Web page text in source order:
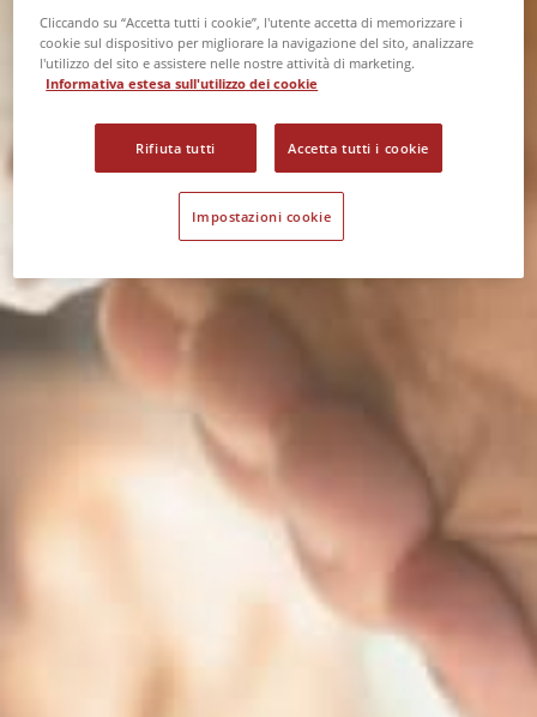
TRASPARENZA
Le guide della Banca
d'Italia
HOME >NORMATIVA>TRASPARENZA>
GUIDE DELLA BANCA D'ITALIA
Cliccando su “Accetta tutti i cookie”, l'utente accetta di memorizzare i
cookie sul dispositivo per migliorare la navigazione del sito, analizzare
l'utilizzo del sito e assistere nelle nostre attività di marketing.
Informativa estesa sull'utilizzo dei cookie
Rifiuta tutti Accetta tutti i cookie
Impostazioni cookie